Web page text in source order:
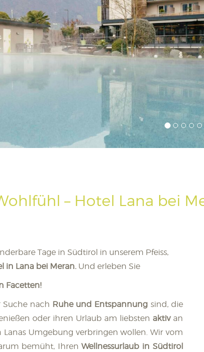
– Hotel Lana bei
Tage in Südtirol in unserem Pfeiss,
in Lana bei Meran. Und erleben Sie
Facetten!
Suche nach Ruhe und Entspannung sind, die
oder ihren Urlaub am liebsten aktivan
Lanas Umgebung verbringen wollen. Wir vom
bemüht, Ihren Wellnessurlaub in Südtirol